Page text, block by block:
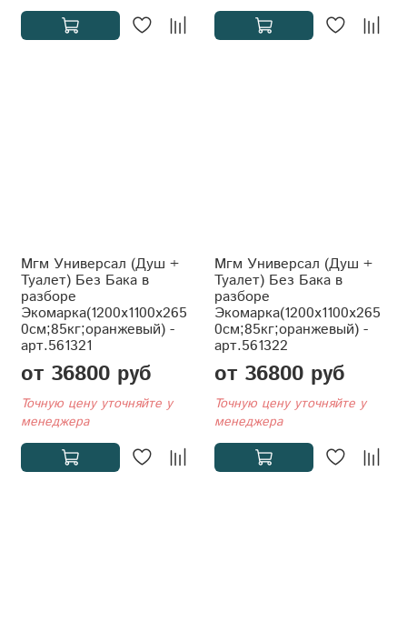
Мгм Универсал (Душ +
Туалет) Без Бака в
разборе
Экомарка(1200x1100x265
0см;85кг;оранжевый) -
арт.561321
от 36800 руб
Точную цену уточняйте у
менеджера
Мгм Универсал (Душ +
Туалет) Без Бака в
разборе
Экомарка(1200x1100x265
0см;85кг;оранжевый) -
арт.561322
от 36800 руб
Точную цену уточняйте у
менеджера